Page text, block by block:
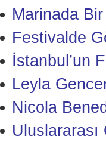
Marinada
Festivalde
İstanbul’un
Leyla
Nicola
Uluslararası